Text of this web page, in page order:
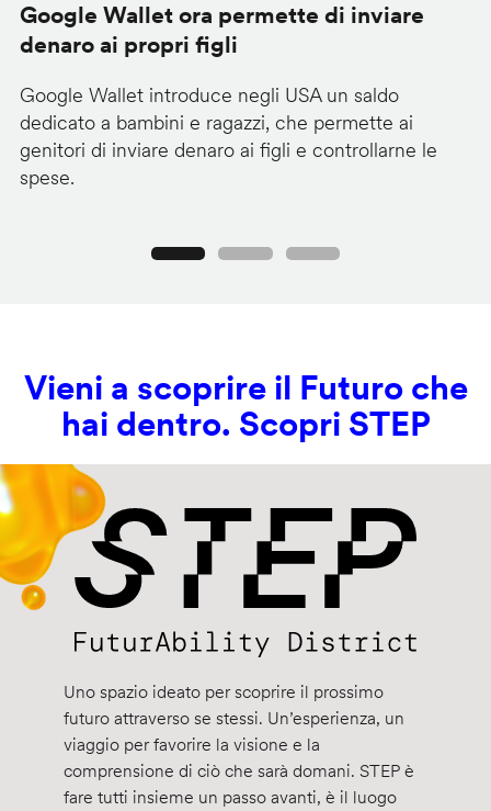
Google Wallet ora permette di inviare
denaro ai propri figli
Google Wallet introduce negli USA un saldo
dedicato a bambini e ragazzi, che permette ai
genitori di inviare denaro ai figli e controllarne le
spese.
Vieni a scoprire il Futuro che
hai dentro. Scopri STEP
Uno spazio ideato per scoprire il prossimo
futuro attraverso se stessi. Un’esperienza, un
viaggio per favorire la visione e la
comprensione di ciò che sarà domani. STEP è
fare tutti insieme un passo avanti, è il luogo